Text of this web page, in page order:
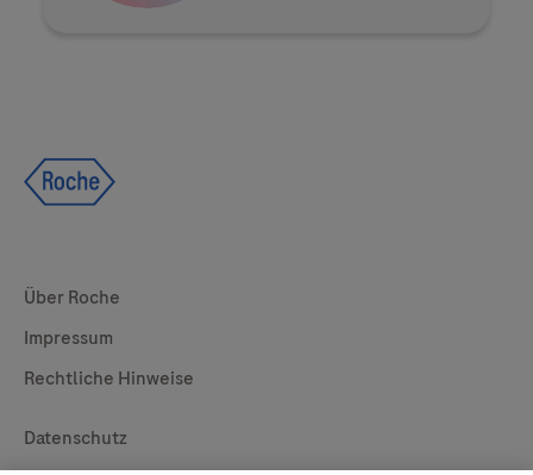
Global Websites
Über Roche
Impressum
Rechtliche Hinweise
Useful Links
Datenschutz